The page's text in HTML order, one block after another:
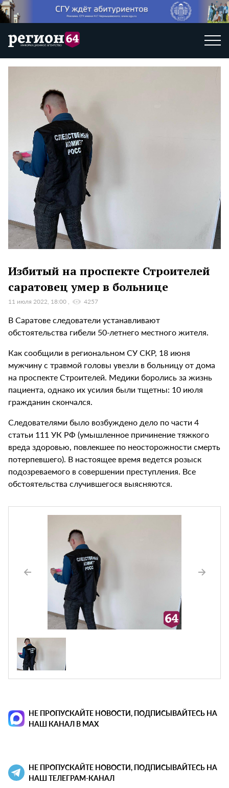
Избитый на проспекте Строителей
саратовец умер в больнице
11 июля 2022, 18:00 4257
В Саратове следователи устанавливают
обстоятельства гибели 50-летнего местного жителя.
Как сообщили в региональном СУ СКР, 18 июня
мужчину с травмой головы увезли в больницу от дома
на проспекте Строителей. Медики боролись за жизнь
пациента, однако их усилия были тщетны: 10 июля
гражданин скончался.
Следователями было возбуждено дело по части 4
статьи 111 УК РФ (умышленное причинение тяжкого
вреда здоровью, повлекшее по неосторожности смерть
потерпевшего). В настоящее время ведется розыск
подозреваемого в совершении преступления. Все
обстоятельства случившегося выясняются.
НЕ ПРОПУСКАЙТЕ НОВОСТИ, ПОДПИСЫВАЙТЕСЬ НА
НАШ КАНАЛ В MAX
НЕ ПРОПУСКАЙТЕ НОВОСТИ, ПОДПИСЫВАЙТЕСЬ НА
НАШ ТЕЛЕГРАМ-КАНАЛ